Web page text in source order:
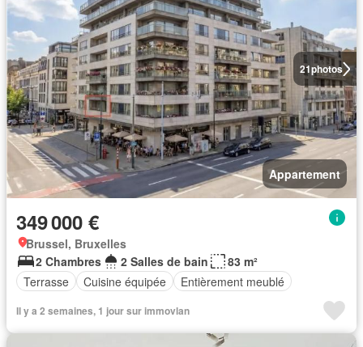
21photos
Appartement
349 000 €
Brussel, Bruxelles
2 Chambres
2 Salles de bain
83 m²
Terrasse
Cuisine équipée Entièrement meublé
Il y a 2 semaines, 1 jour sur immovlan